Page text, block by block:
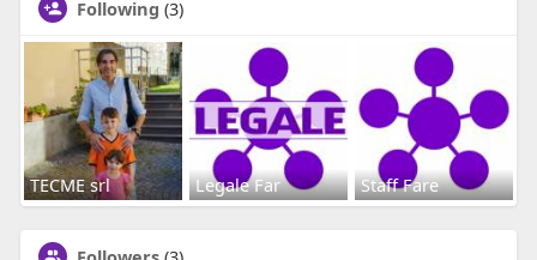
Following (3)
TECME srl Legale Far Staff Fare